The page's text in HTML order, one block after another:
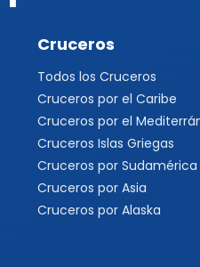
Cruceros
Todos los Cruceros
Cruceros por el Caribe
Cruceros por el
Cruceros Islas Griegas
Cruceros por Sudamérica
Cruceros por Asia
Cruceros por Alaska